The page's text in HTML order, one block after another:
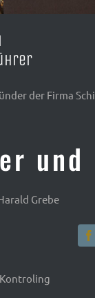
der Firma